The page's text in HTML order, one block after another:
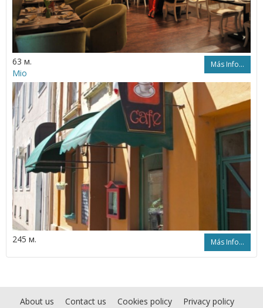
63 м. Más Info...
Mio
245 м. Más Info...
About us Contact us Cookies policy
Privacy policy